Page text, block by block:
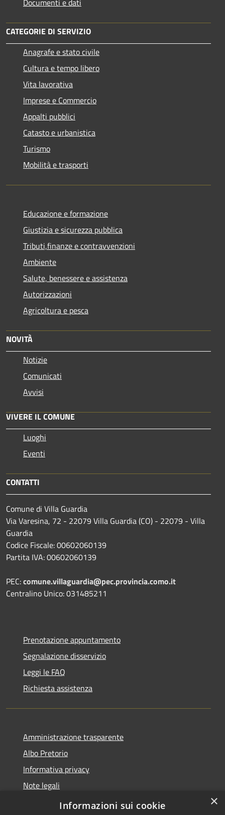
Documenti e dati
CATEGORIE DI SERVIZIO
Anagrafe e stato civile
Cultura e tempo libero
Vita lavorativa
Imprese e Commercio
Appalti pubblici
Catasto e urbanistica
Turismo
Mobilità e trasporti
Educazione e formazione
Giustizia e sicurezza pubblica
Tributi,finanze e contravvenzioni
Ambiente
Salute, benessere e assistenza
Autorizzazioni
Agricoltura e pesca
NOVITÀ
Notizie
Comunicati
Avvisi
VIVERE IL COMUNE
Luoghi
Eventi
CONTATTI
Comune di Villa Guardia
Via Varesina, 72 - 22079 Villa Guardia (CO) - 22079 - Villa
Guardia
Codice Fiscale: 00602060139
Partita IVA: 00602060139
PEC:comune.villaguardia@pec.provincia.como.it
Centralino Unico: 031485211
Prenotazione appuntamento
Segnalazione disservizio
Leggi le FAQ
Richiesta assistenza
Amministrazione trasparente
Albo Pretorio
Informativa privacy
Note legali
Dichiarazione di accessibilità
×
Informazioni sui cookie